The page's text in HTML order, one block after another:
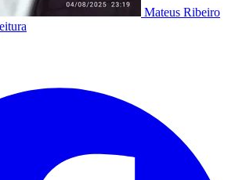
Mateus Ribeiro